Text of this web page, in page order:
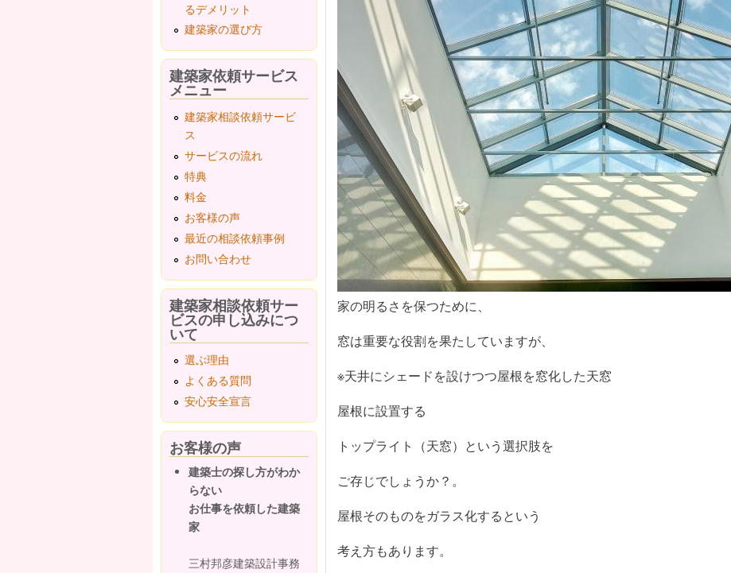
家の明るさを保つために、
窓は重要な役割を果たしていますが、
※天井にシェードを設けつつ屋根を窓化した天窓
屋根に設置する
トップライト（天窓）という選択肢を
ご存じでしょうか？。
屋根そのものをガラス化するという
考え方もあります。
るデメリット
建築家の選び方
建築家依頼サービス
メニュー
建築家相談依頼サービ
ス
サービスの流れ
特典
料金
お客様の声
最近の相談依頼事例
お問い合わせ
建築家相談依頼サー
ビスの申し込みにつ
いて
選ぶ理由
よくある質問
安心安全宣言
お客様の声
建築士の探し方がわか
らない
お仕事を依頼した建築
家
三村邦彦建築設計事務